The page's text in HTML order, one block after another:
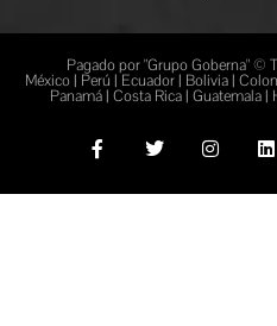
Pagado por "Grupo Goberna" ©
México | Perú | Ecuador | Bolivia |
Panamá | Costa Rica | Guatemala